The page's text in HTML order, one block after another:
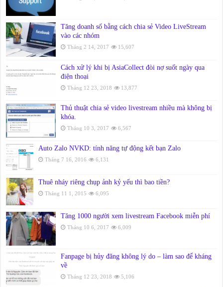
Tăng doanh số bằng cách chia sẻ Video LiveStream
vào các nhóm
Tháng 2 14, 2017 15,607
Cách xử lý khi bị AsiaCollect đòi nợ suốt ngày qua
điện thoại
Tháng 12 23, 2018 13,877
Thủ thuật chia sẻ video livestream nhiều mà không bị
khóa.
Tháng 10 3, 2017 6,567
Auto Zalo NVKD: tính năng tự động kết bạn Zalo
Tháng 7 16, 2016 6,131
Thuê nháy riêng chụp ảnh kỷ yếu thì bao tiền?
Tháng 11 1, 2015 6,095
Tăng 1000 người xem livestream Facebook miễn phí
Tháng 10 6, 2017 6,009
Fanpage bị hủy đăng không lý do – làm sao để kháng
về
Tháng 12 23, 2018 5,106